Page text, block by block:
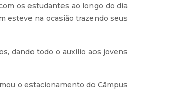
os estudantes ao longo do dia
esteve na ocasião trazendo seus
dando todo o auxílio aos jovens
o estacionamento do Câmpus